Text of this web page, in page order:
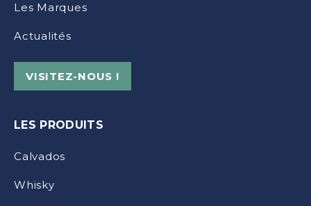
Les Marques
Actualités
VISITEZ-NOUS !
LES PRODUITS
Calvados
Whisky